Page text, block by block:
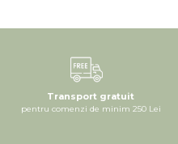
Transport gratuit
pentru comenzi de minim 250 Lei